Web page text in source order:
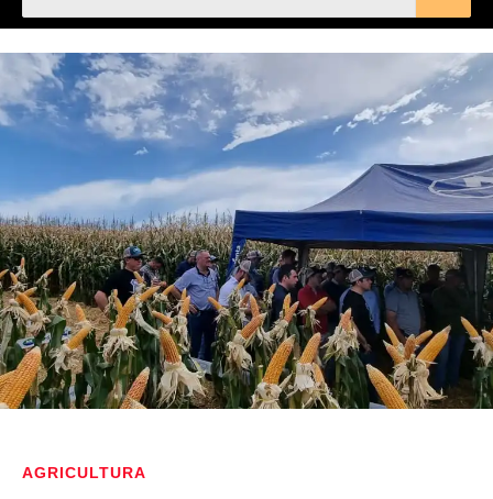
AGRICULTURA